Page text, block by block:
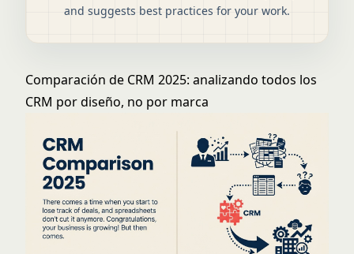
and suggests best practices for your work.
Comparación de CRM 2025: analizando todos los
CRM por diseño, no por marca